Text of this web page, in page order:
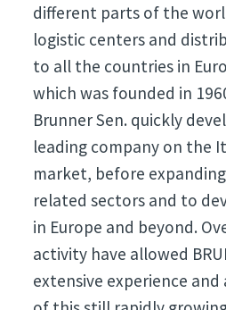
different parts of the
logistic centers and
to all the countries in
which was founded in
Brunner Sen. quickly
leading company on the
market, before
related sectors and to
in Europe and beyond.
activity have allowed
extensive experience